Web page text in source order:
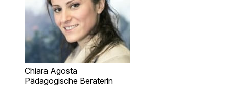
Chiara Agosta
Pädagogische Beraterin